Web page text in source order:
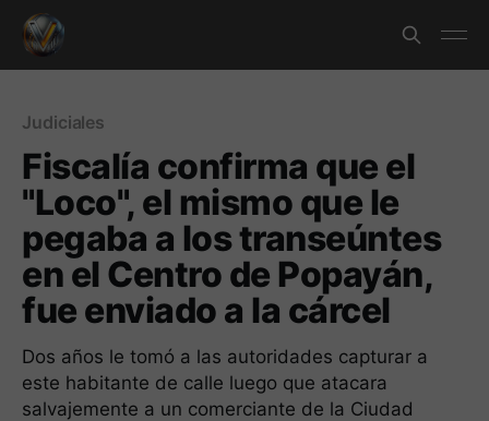
Judiciales
Fiscalía confirma que el
"Loco", el mismo que le
pegaba a los transeúntes
en el Centro de Popayán,
fue enviado a la cárcel
Dos años le tomó a las autoridades capturar a
este habitante de calle luego que atacara
salvajemente a un comerciante de la Ciudad